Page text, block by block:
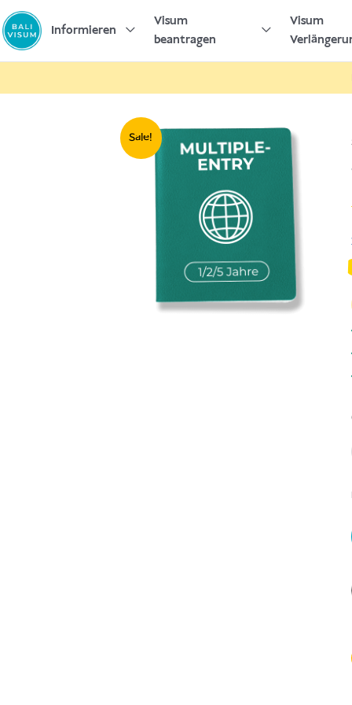
Zum
Inhalt
springen
Informieren
Visum
beantragen
Visum
Sale!